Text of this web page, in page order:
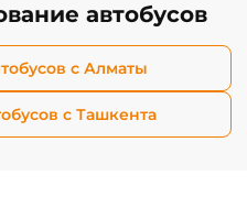
автобусов
с Алматы
с Ташкента